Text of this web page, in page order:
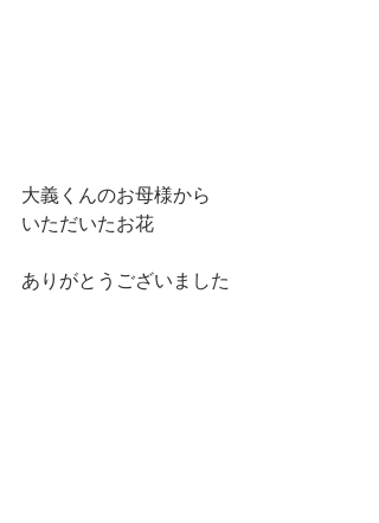
大義くんのお母様から
いただいたお花
ありがとうございました